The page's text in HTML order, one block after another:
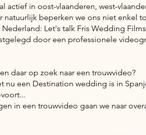
actief in oost-vlaanderen, west-
natuurlijk beperken we ons niet enkel
Let's talk Fris Wedding
door een professionele
daar op zoek naar een trouwvideo?
nu een Destination wedding is in
in een trouwvideo gaan we naar